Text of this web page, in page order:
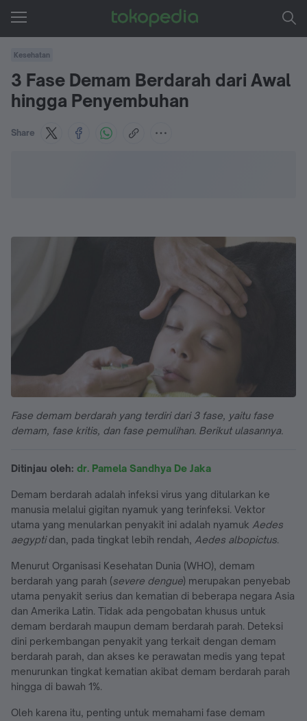
Kesehatan
3 Fase Demam Berdarah dari Awal
hingga Penyembuhan
Share
Fase demam berdarah yang terdiri dari 3 fase, yaitu fase
demam, fase kritis, dan fase pemulihan. Berikut ulasannya.
Ditinjau oleh: dr. Pamela Sandhya De Jaka
Demam berdarah adalah infeksi virus yang ditularkan ke
manusia melalui gigitan nyamuk yang terinfeksi. Vektor
utama yang menularkan penyakit ini adalah nyamuk Aedes
aegyptidan, pada tingkat lebih rendah, Aedes albopictus.
Menurut Organisasi Kesehatan Dunia (WHO), demam
berdarah yang parah (severe dengue) merupakan penyebab
utama penyakit serius dan kematian di beberapa negara Asia
dan Amerika Latin. Tidak ada pengobatan khusus untuk
demam berdarah maupun demam berdarah parah. Deteksi
dini perkembangan penyakit yang terkait dengan demam
berdarah parah, dan akses ke perawatan medis yang tepat
menurunkan tingkat kematian akibat demam berdarah parah
hingga di bawah 1%.
Oleh karena itu, penting untuk memahami fase demam